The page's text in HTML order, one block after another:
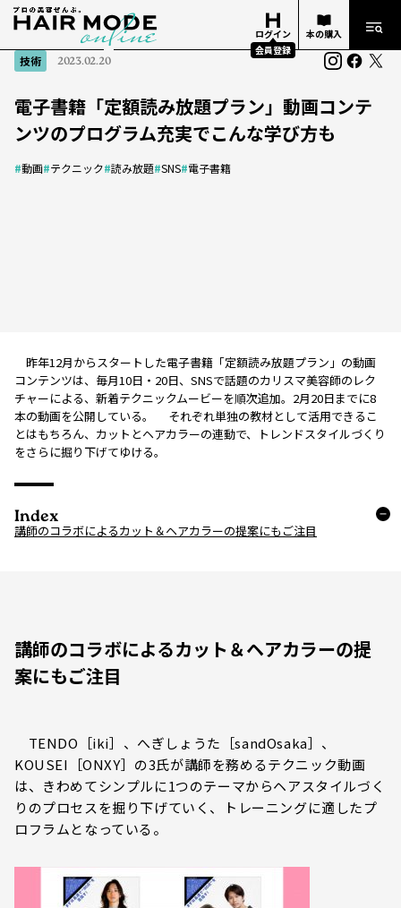
ログイン
会員登録
本の購入
技術 2023.02.20
電子書籍「定額読み放題プラン」動画コンテ
ンツのプログラム充実でこんな学び方も
#動画#テクニック#読み放題#SNS#電子書籍
昨年12月からスタートした電子書籍「定額読み放題プラン」の動画
コンテンツは、毎月10日・20日、SNSで話題のカリスマ美容師のレク
チャーによる、新着テクニックムービーを順次追加。2月20日までに8
本の動画を公開している。 それぞれ単独の教材として活用できるこ
とはもちろん、カットとヘアカラーの連動で、トレンドスタイルづくり
をさらに掘り下げてゆける。
Index
講師のコラボによるカット＆ヘアカラーの提案にもご注目
講師のコラボによるカット＆ヘアカラーの提
案にもご注目
TENDO［iki］、へぎしょうた［sandOsaka］、
KOUSEI［ONXY］の3氏が講師を務めるテクニック動画
は、きわめてシンプルに1つのテーマからヘアスタイルづく
りのプロセスを掘り下げていく、トレーニングに適したプ
ロフラムとなっている。